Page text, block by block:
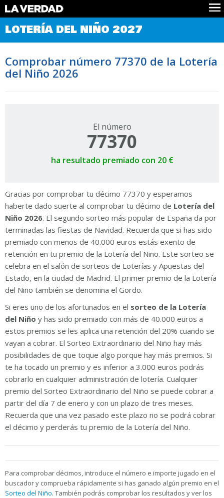
Comprobar Loteria del Niño
Premios
Noticias
Datos
Historia
LOTERÍA DEL NIÑO 2027
Comprobar número 77370 de la Lotería
del Niño 2026
El número
77370
ha resultado premiado con 20 €
Gracias por comprobar tu décimo 77370 y esperamos
haberte dado suerte al comprobar tu décimo de Lotería del
Niño 2026. El segundo sorteo más popular de España da por
terminadas las fiestas de Navidad. Recuerda que si has sido
premiado con menos de 40.000 euros estás exento de
retención en tu premio de la Lotería del Niño. Este sorteo se
celebra en el salón de sorteos de Loterías y Apuestas del
Estado, en la ciudad de Madrid. El primer premio de la Lotería
del Niño también se denomina el Gordo.
Si eres uno de los afortunados en el sorteo de la Lotería
del Niño y has sido premiado con más de 40.000 euros a
estos premios se les aplica una retención del 20% cuando se
vayan a cobrar. El Sorteo Extraordinario del Niño hay más
posibilidades de que toque algo porque hay más premios. Si
te ha tocado un premio y es inferior a 3.000 euros podrás
cobrarlo en cualquier administración de lotería. Cualquier
premio del Sorteo Extraordinario del Niño se puede cobrar a
partir del día 7 de enero y con un plazo de tres meses.
Recuerda que una vez pasado este plazo no se podrá cobrar
el décimo y perderás tu premio de la Lotería del Niño.
Para comprobar décimos, introduce el número e importe jugado en el
buscador y comprueba rápidamente si has ganado algún premio en el
Sorteo del Niño. También podrás comprobar los resultados y ver los